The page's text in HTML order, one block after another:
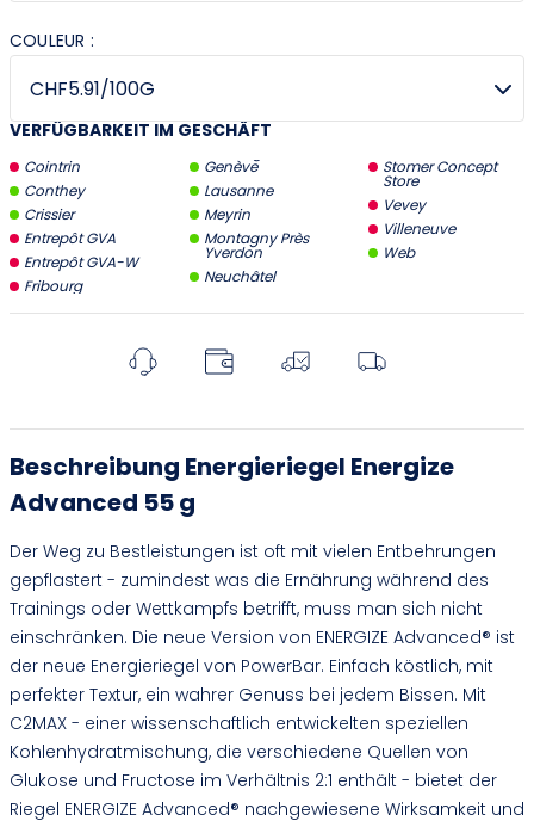
COULEUR :
VERFÜGBARKEIT IM GESCHÄFT
Cointrin
Conthey
Crissier
Entrepôt GVA
Entrepôt GVA-W
Fribourg
Genève
Lausanne
Meyrin
Montagny Près
Yverdon
Neuchâtel
Stomer Concept
Store
Vevey
Villeneuve
Web
Beschreibung Energieriegel Energize
Advanced 55 g
Der Weg zu Bestleistungen ist oft mit vielen Entbehrungen
gepflastert - zumindest was die Ernährung während des
Trainings oder Wettkampfs betrifft, muss man sich nicht
einschränken. Die neue Version von ENERGIZE Advanced® ist
der neue Energieriegel von PowerBar. Einfach köstlich, mit
perfekter Textur, ein wahrer Genuss bei jedem Bissen. Mit
C2MAX - einer wissenschaftlich entwickelten speziellen
Kohlenhydratmischung, die verschiedene Quellen von
Glukose und Fructose im Verhältnis 2:1 enthält - bietet der
Riegel ENERGIZE Advanced® nachgewiesene Wirksamkeit und